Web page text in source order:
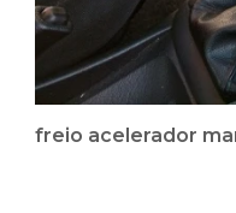
freio acelerador